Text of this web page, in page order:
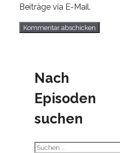
Beiträge via E-Mail.
Nach
Episoden
suchen
Suchen